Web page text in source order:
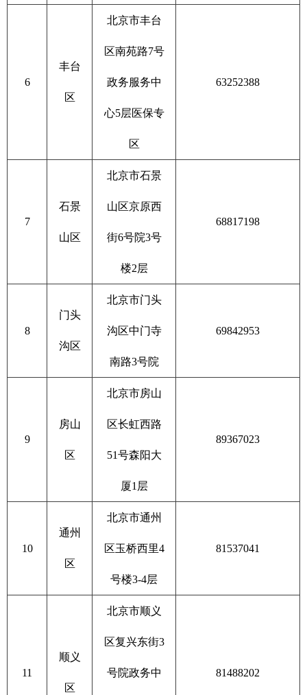
6
丰台
区
北京市丰台
区南苑路7号
政务服务中
心5层医保专
区
63252388
7
石景
山区
北京市石景
山区京原西
街6号院3号
楼2层
68817198
8
门头
沟区
北京市门头
沟区中门寺
南路3号院
69842953
9
房山
区
北京市房山
区长虹西路
51号森阳大
厦1层
89367023
10
通州
区
北京市通州
区玉桥西里4
号楼3-4层
81537041
11
顺义
区
北京市顺义
区复兴东街3
号院政务中 81488202